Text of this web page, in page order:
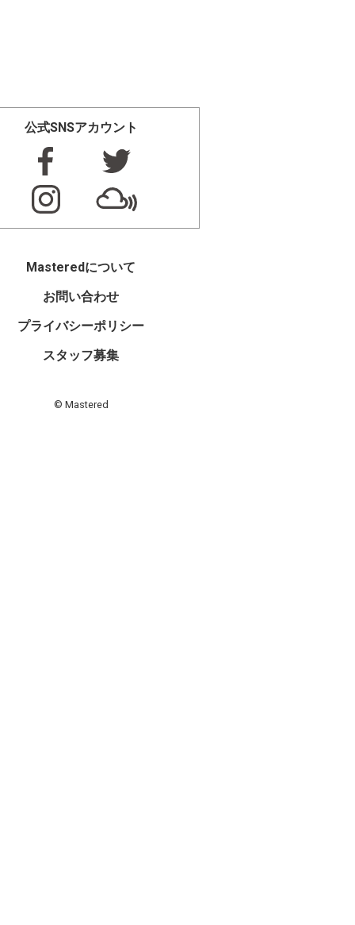
公式SNSアカウント
Masteredについて
お問い合わせ
プライバシーポリシー
スタッフ募集
© Mastered